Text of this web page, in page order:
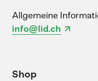
Allgemeine
info@lid.ch
Shop